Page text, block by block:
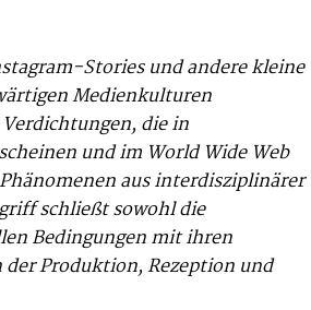
Stories und andere kleine
Medienkulturen
die in
und im World Wide Web
aus interdisziplinärer
schließt sowohl die
Bedingungen mit ihren
Produktion, Rezeption und